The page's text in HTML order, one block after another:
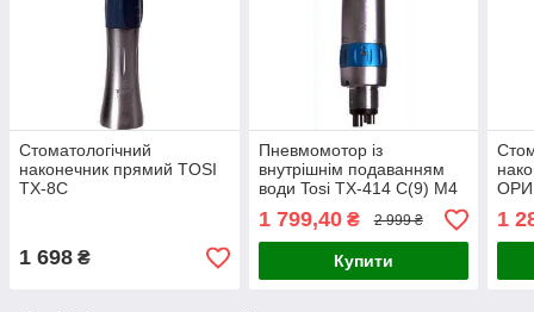
Стоматологічний
наконечник прямий TOSI
TX-8C
1 698 ₴
Пневмомотор із
внутрішнім подаванням
води Tosi TX-414 С(9) М4
1 799,40₴ 2 999 ₴
Купити
1